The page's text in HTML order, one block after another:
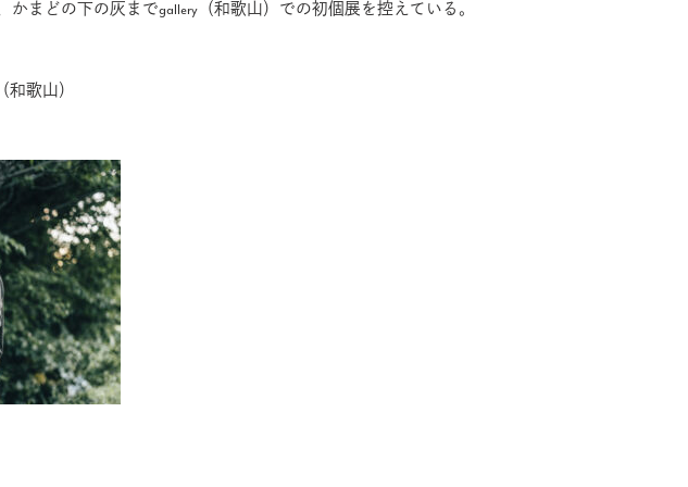
は、かまどの下の灰までgallery（和歌山）での初個展を控えている。
和歌山）